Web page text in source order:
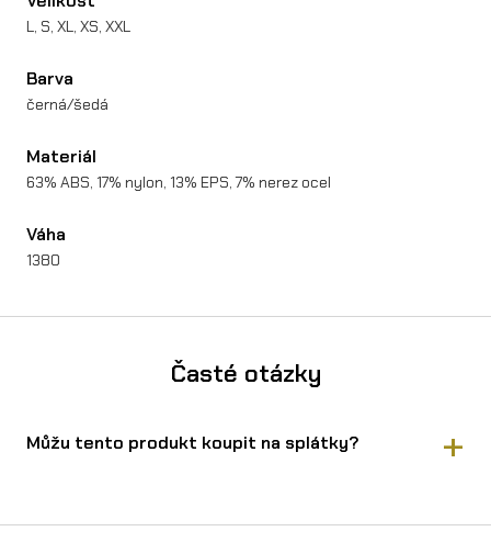
L, S, XL, XS, XXL
Barva
černá/šedá
Materiál
63% ABS, 17% nylon, 13% EPS, 7% nerez ocel
Váha
1380
Časté otázky
Můžu tento produkt koupit na splátky?